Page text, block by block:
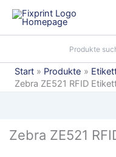
Zum
Inhalt
springen
Start Produkte
Zebra ZE521 RFID
Zebra ZE521